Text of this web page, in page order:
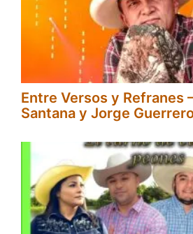
Entre Versos y Refranes
Santana y Jorge